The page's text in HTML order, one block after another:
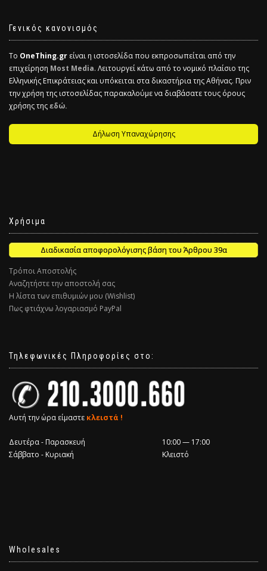
Γενικός κανονισμός
Το OneThing.gr είναι η ιστοσελίδα που εκπροσωπείται από την
επιχείρηση Most Media. Λειτουργεί κάτω από το νομικό πλαίσιο της
Ελληνικής Επικράτειας και υπόκειται στα δικαστήρια της Αθήνας. Πριν
την χρήση της ιστοσελίδας παρακαλούμε να διαβάσατε τους όρους
χρήσης τηςεδώ.
Δήλωση Υπαναχώρησης
Χρήσιμα
Διαδικασία αποφορολόγισης βάση του Άρθρου 39α
Τρόποι Αποστολής
Αναζητήστε την αποστολή σας
Η λίστα των επιθυμιών μου (Wishlist)
Πως φτιάχνω λογαριασμό PayPal
Τηλεφωνικές Πληροφορίες στο:
Αυτή την ώρα είμαστε κλειστά !
Δευτέρα - Παρασκευή
10:00 — 17:00
Σάββατο - Κυριακή
Κλειστό
Wholesales